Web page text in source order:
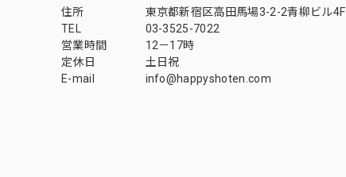
住所
東京都新宿区高田馬場3-2-2青柳ビル4F
TEL
03-3525-7022
営業時間
12－17時
定休日
土日祝
E-mail
info@happyshoten.com